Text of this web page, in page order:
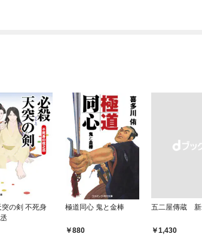
突の剣 不死身
極道同心 鬼と金棒
880
五二屋傳蔵 新
￥1,430